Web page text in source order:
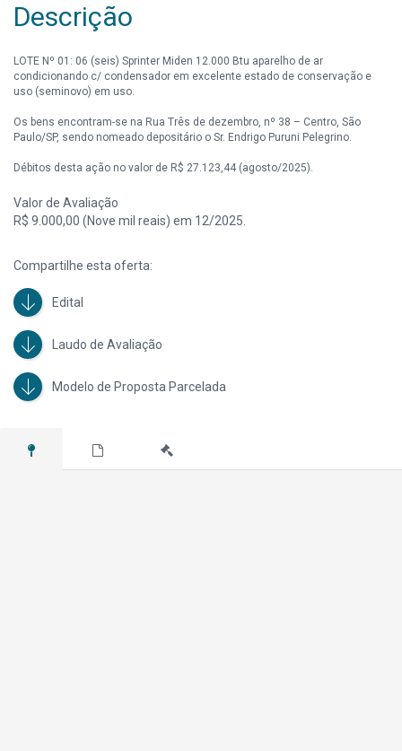
Descrição
LOTE Nº 01: 06 (seis) Sprinter Miden 12.000 Btu aparelho de ar
condicionando c/ condensador em excelente estado de conservação e
uso (seminovo) em uso.
Os bens encontram-se na Rua Três de dezembro, nº 38 – Centro, São
Paulo/SP, sendo nomeado depositário o Sr. Endrigo Puruni Pelegrino.
Débitos desta ação no valor de R$ 27.123,44 (agosto/2025).
Valor de Avaliação
R$ 9.000,00 (Nove mil reais) em 12/2025.
Compartilhe esta oferta:
Edital
Laudo de Avaliação
Modelo de Proposta Parcelada